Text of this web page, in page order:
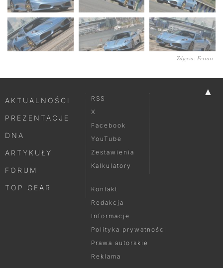
Zdjęcia: Ferrari
▲
AKTUALNOŚCI
PREZENTACJE
DNA
ARTYKUŁY
FORUM
TOP GEAR
RSS
X
Facebook
YouTube
Zestawienia
Kalkulatory
Kontakt
Redakcja
Informacje
Polityka prywatności
Prawa autorskie
Reklama